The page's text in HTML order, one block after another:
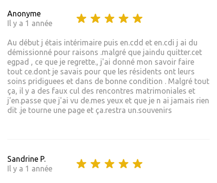
Anonyme
Il y a 1 année
Au début j étais intérimaire puis en.cdd et en.cdi j ai du
démissionné pour raisons .malgré que jaindu quitter.cet
egpad , ce que je regrette., j'ai donné mon savoir faire
tout ce.dont je savais pour que les résidents ont leurs
soins pridiguees et dans de bonne condition . Malgré tout
ça, il y a des faux cul des rencontres matrimoniales et
j'en.passe que j'ai vu de.mes yeux et que je n ai jamais rien
dit .je tourne une page et ça.restra un.souvenirs
Sandrine P.
Il y a 1 année